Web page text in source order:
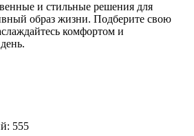
и стильные решения для
образ жизни. Подберите свою
комфортом и
555